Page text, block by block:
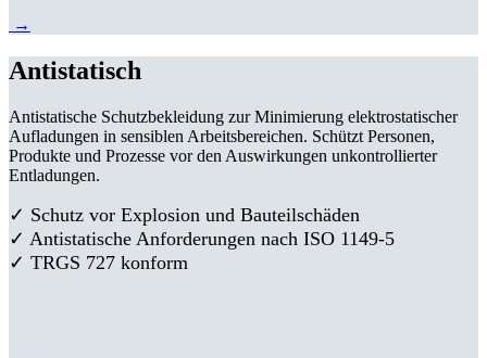
→
Antistatisch
Antistatische Schutzbekleidung zur Minimierung elektrostatischer
Aufladungen in sensiblen Arbeitsbereichen. Schützt Personen,
Produkte und Prozesse vor den Auswirkungen unkontrollierter
Entladungen.
✓ Schutz vor Explosion und Bauteilschäden
✓ Antistatische Anforderungen nach ISO 1149-5
✓ TRGS 727 konform